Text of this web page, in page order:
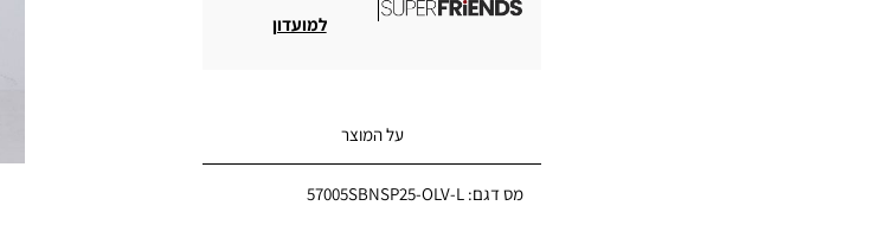
למועדון
על המוצר
מס דגם: 57005SBNSP25-OLV-L